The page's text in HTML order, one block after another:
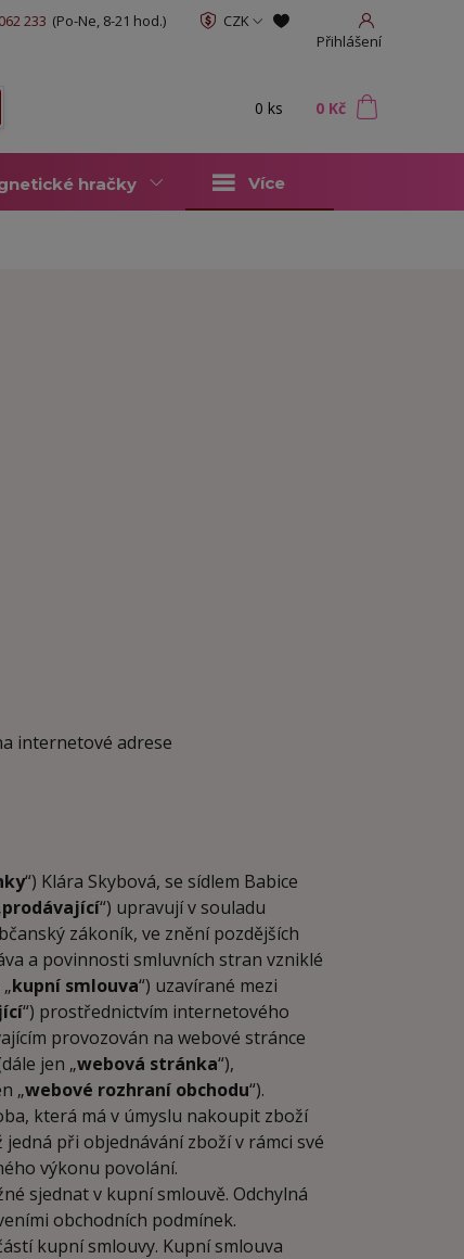
CZK
Přihlášení
233 (Po-Ne, 8-21 hod.)
0 ks 0 Kč
hračky Více
internetové adrese
“) Klára Skybová, se sídlem Babice
prodávající“) upravují v souladu
zákoník, ve znění pozdějších
a povinnosti smluvních stran vzniklé
kupní smlouva“) uzavírané mezi
“) prostřednictvím internetového
provozován na webové stránce
jen „webová stránka“),
„webové rozhraní obchodu“).
která má v úmyslu nakoupit zboží
při objednávání zboží v rámci své
výkonu povolání.
sjednat v kupní smlouvě. Odchylná
obchodních podmínek.
kupní smlouvy. Kupní smlouva